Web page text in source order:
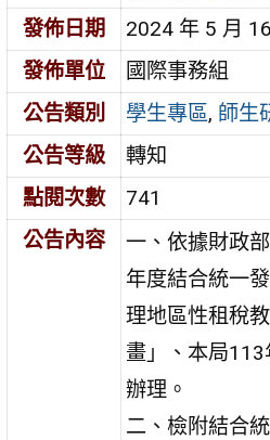
發佈日期
2024 年 5 月
發佈單位
國際事務組
公告類別
學生專區, 師生
公告等級
轉知
點閱次數
741
公告內容
一、依據財政
年度結合統一
理地區性租稅
畫」、本局
辦理。
二、檢附結合